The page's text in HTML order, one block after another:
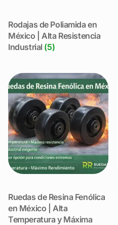
Rodajas de Poliamida en
México | Alta Resistencia
Industrial (5)
Ruedas de Resina Fenólica
en México | Alta
Temperatura y Máxima